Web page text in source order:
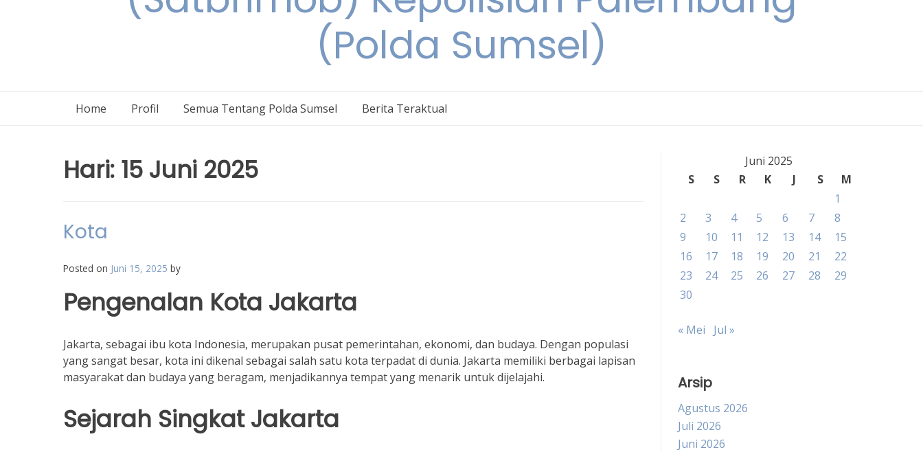
(Polda Sumsel)
Home Profil Semua Tentang Polda Sumsel Berita Teraktual
Hari: 15 Juni 2025
Kota
Posted on Juni 15, 2025 by
Pengenalan Kota Jakarta
Jakarta, sebagai ibu kota Indonesia, merupakan pusat pemerintahan, ekonomi, dan budaya. Dengan populasi
yang sangat besar, kota ini dikenal sebagai salah satu kota terpadat di dunia. Jakarta memiliki berbagai lapisan
masyarakat dan budaya yang beragam, menjadikannya tempat yang menarik untuk dijelajahi.
Sejarah Singkat Jakarta
Juni 2025
S
S R K J S
M
1
2
3 4 5 6 7
8
9
10 11 12 13 14
15
16
17 18 19 20 21
22
23
24 25 26 27 28
29
30
« Mei Jul »
Arsip
Agustus 2026
Juli 2026
Juni 2026